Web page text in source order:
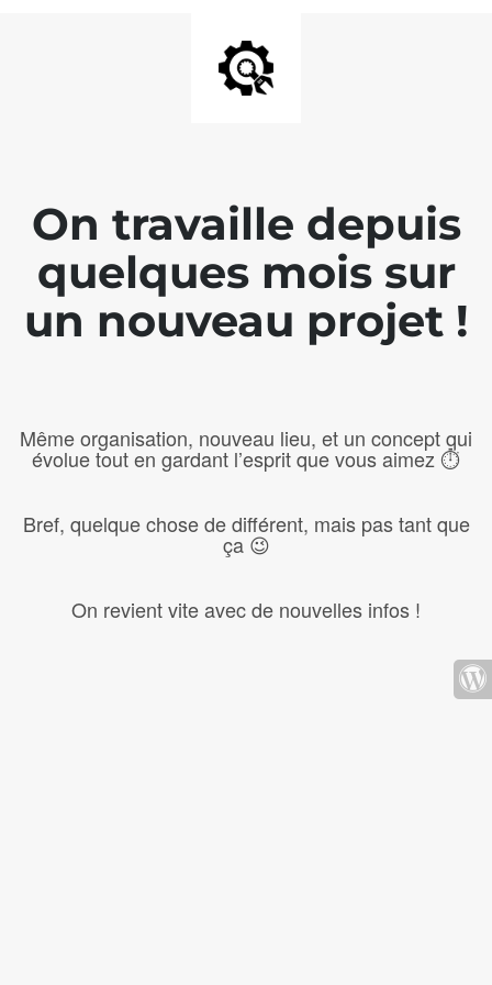
On travaille depuis
quelques mois sur
un nouveau projet !
Même organisation, nouveau lieu, et un concept qui
évolue tout en gardant l’esprit que vous aimez ⏱️
Bref, quelque chose de différent, mais pas tant que
ça 😉
On revient vite avec de nouvelles infos !